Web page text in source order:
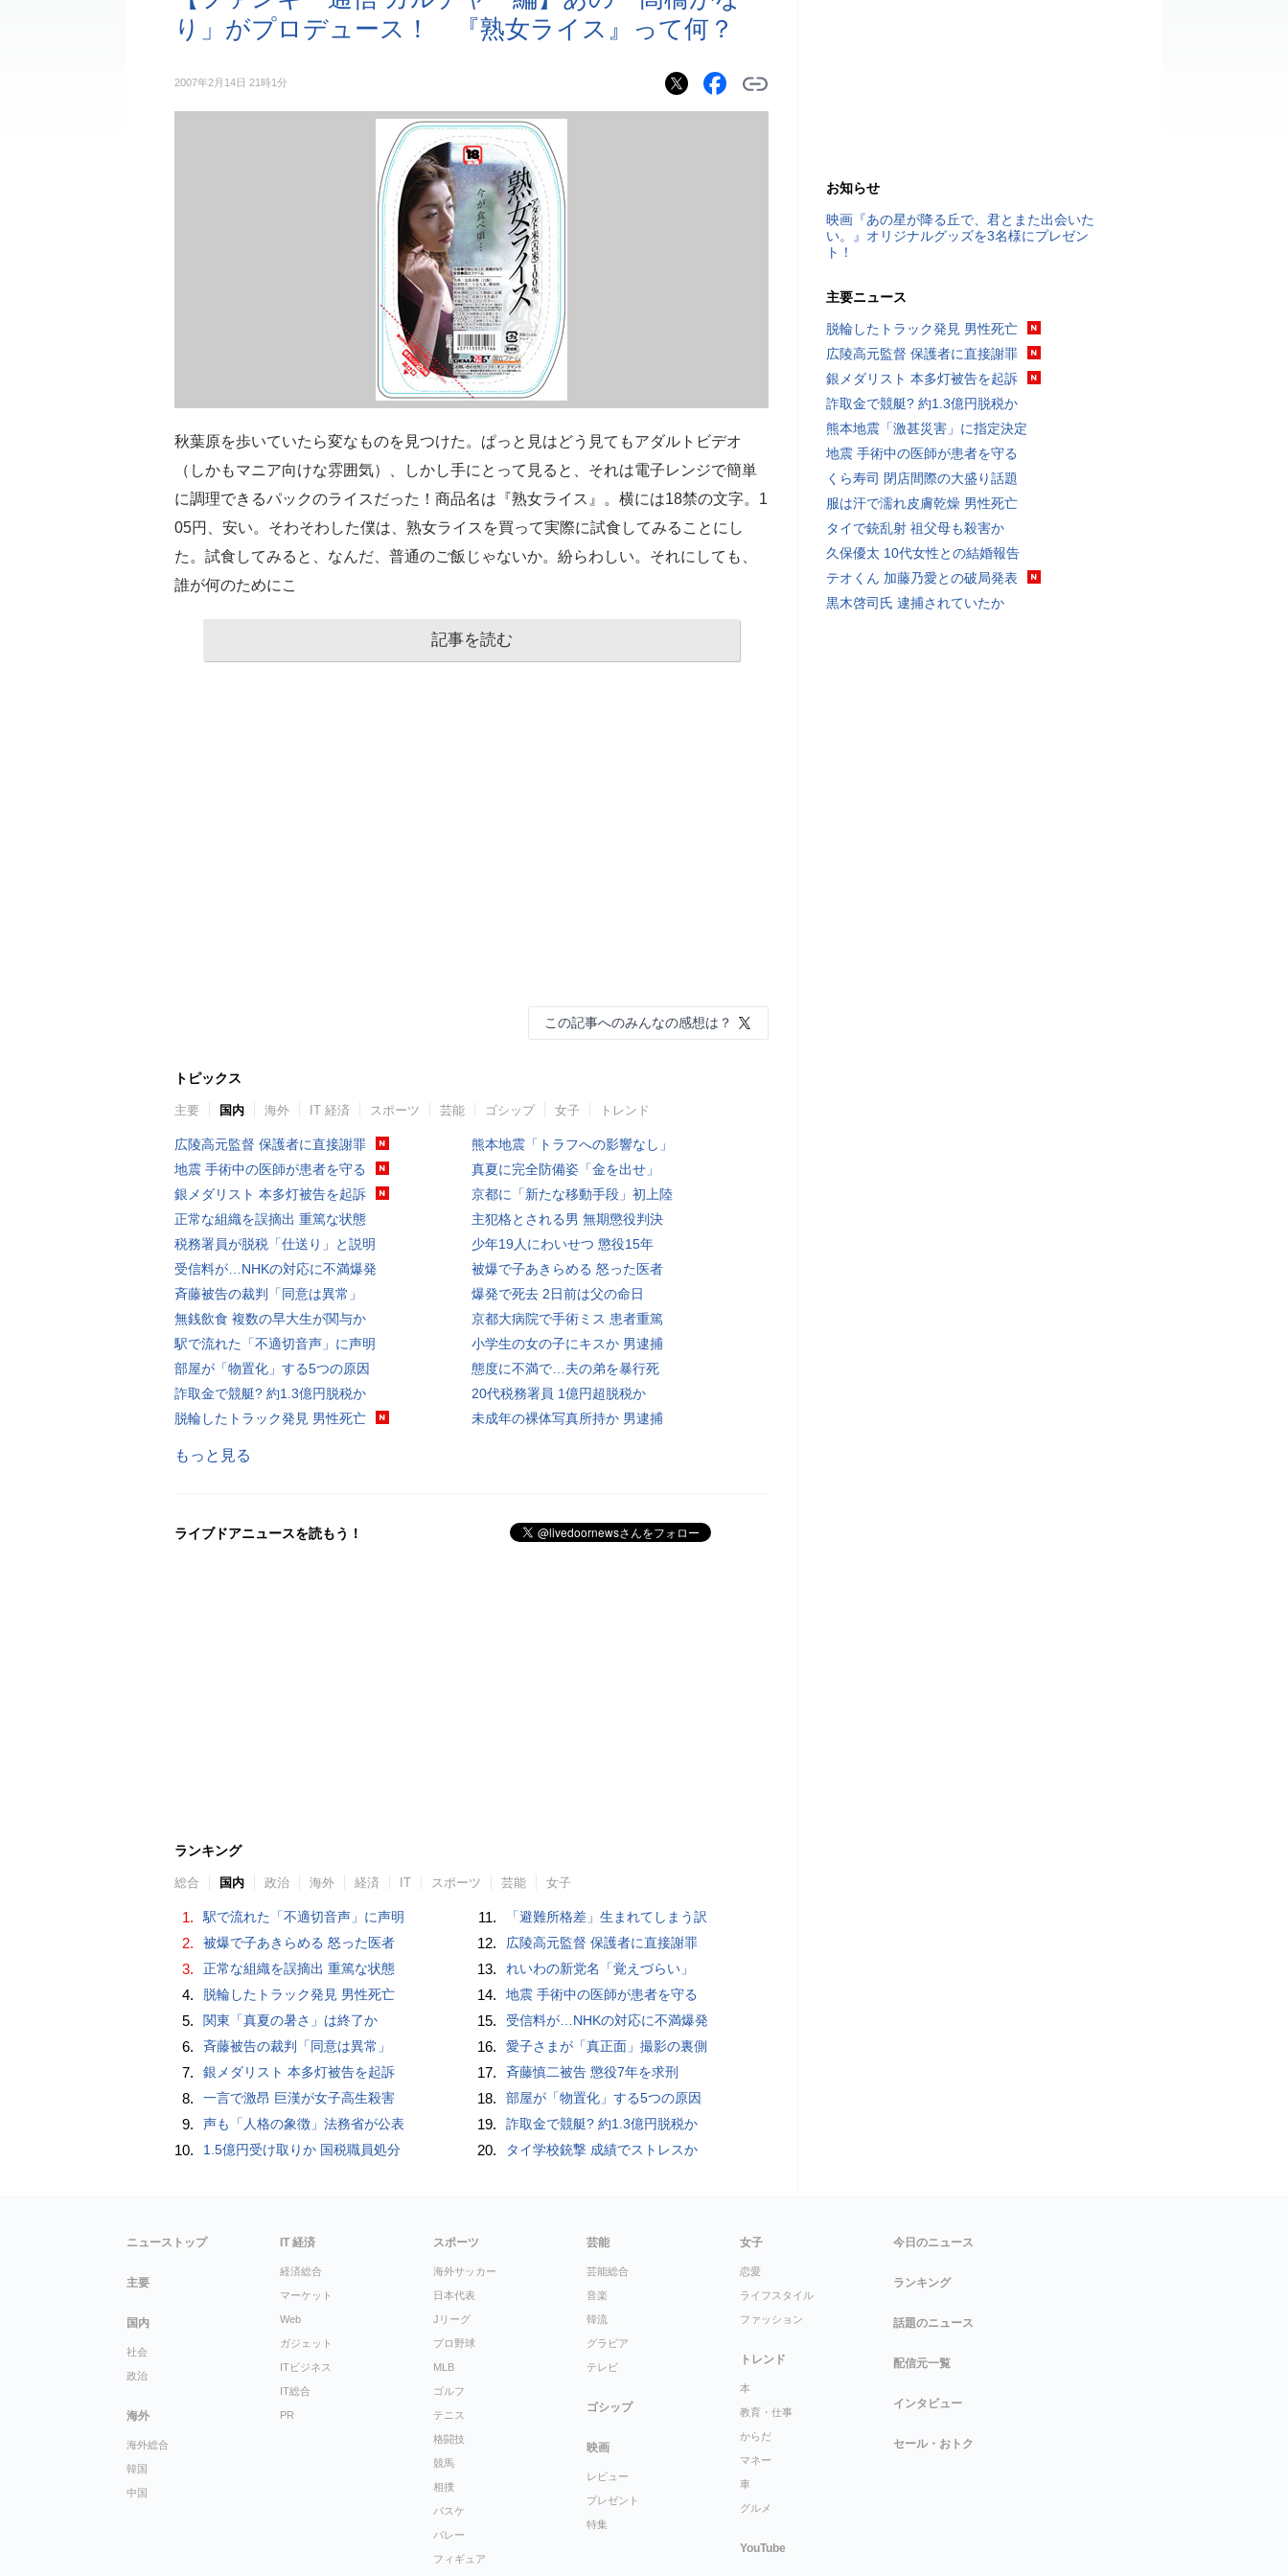
り」がプロデュース！ 『熟女ライス』って何？
2007年2月14日 21時1分
秋葉原を歩いていたら変なものを見つけた。ぱっと見はどう見てもアダルトビデオ
（しかもマニア向けな雰囲気）、しかし手にとって見ると、それは電子レンジで簡単
に調理できるパックのライスだった！商品名は『熟女ライス』。横には18禁の文字。1
05円、安い。そわそわした僕は、熟女ライスを買って実際に試食してみることにし
た。試食してみると、なんだ、普通のご飯じゃないか。紛らわしい。それにしても、
誰が何のためにこ
記事を読む
この記事へのみんなの感想は？
トピックス
主要 国内 海外 IT 経済 スポーツ 芸能 ゴシップ 女子 トレンド
広陵高元監督 保護者に直接謝罪
地震 手術中の医師が患者を守る
銀メダリスト 本多灯被告を起訴
正常な組織を誤摘出 重篤な状態
税務署員が脱税「仕送り」と説明
受信料が…NHKの対応に不満爆発
斉藤被告の裁判「同意は異常」
無銭飲食 複数の早大生が関与か
駅で流れた「不適切音声」に声明
部屋が「物置化」する5つの原因
詐取金で競艇? 約1.3億円脱税か
脱輪したトラック発見 男性死亡
熊本地震「トラフへの影響なし」
真夏に完全防備姿「金を出せ」
京都に「新たな移動手段」初上陸
主犯格とされる男 無期懲役判決
少年19人にわいせつ 懲役15年
被爆で子あきらめる 怒った医者
爆発で死去 2日前は父の命日
京都大病院で手術ミス 患者重篤
小学生の女の子にキスか 男逮捕
態度に不満で…夫の弟を暴行死
20代税務署員 1億円超脱税か
未成年の裸体写真所持か 男逮捕
もっと見る
ライブドアニュースを読もう！
ランキング
総合 国内 政治 海外 経済 IT スポーツ 芸能 女子
1. 駅で流れた「不適切音声」に声明
2. 被爆で子あきらめる 怒った医者
3. 正常な組織を誤摘出 重篤な状態
4. 脱輪したトラック発見 男性死亡
5. 関東「真夏の暑さ」は終了か
6. 斉藤被告の裁判「同意は異常」
7. 銀メダリスト 本多灯被告を起訴
8. 一言で激昂 巨漢が女子高生殺害
9. 声も「人格の象徴」法務省が公表
10. 1.5億円受け取りか 国税職員処分
11. 「避難所格差」生まれてしまう訳
12. 広陵高元監督 保護者に直接謝罪
13. れいわの新党名「覚えづらい」
14. 地震 手術中の医師が患者を守る
15. 受信料が…NHKの対応に不満爆発
16. 愛子さまが「真正面」撮影の裏側
17. 斉藤慎二被告 懲役7年を求刑
18. 部屋が「物置化」する5つの原因
19. 詐取金で競艇? 約1.3億円脱税か
20. タイ学校銃撃 成績でストレスか
お知らせ
映画『あの星が降る丘で、君とまた出会いた
い。』オリジナルグッズを3名様にプレゼン
ト！
主要ニュース
脱輪したトラック発見 男性死亡
広陵高元監督 保護者に直接謝罪
銀メダリスト 本多灯被告を起訴
詐取金で競艇? 約1.3億円脱税か
熊本地震「激甚災害」に指定決定
地震 手術中の医師が患者を守る
くら寿司 閉店間際の大盛り話題
服は汗で濡れ皮膚乾燥 男性死亡
タイで銃乱射 祖父母も殺害か
久保優太 10代女性との結婚報告
テオくん 加藤乃愛との破局発表
黒木啓司氏 逮捕されていたか
ニューストップ
主要
国内
社会
政治
海外
海外総合
韓国
中国
IT 経済
経済総合
マーケット
Web
ガジェット
ITビジネス
IT総合
PR
スポーツ
海外サッカー
日本代表
Jリーグ
プロ野球
MLB
ゴルフ
テニス
格闘技
競馬
相撲
バスケ
バレー
フィギュア
芸能
芸能総合
音楽
韓流
グラビア
テレビ
ゴシップ
映画
レビュー
プレゼント
特集
女子
恋愛
ライフスタイル
ファッション
トレンド
本
教育・仕事
からだ
マネー
車
グルメ
YouTube
今日のニュース
ランキング
話題のニュース
配信元一覧
インタビュー
セール・おトク